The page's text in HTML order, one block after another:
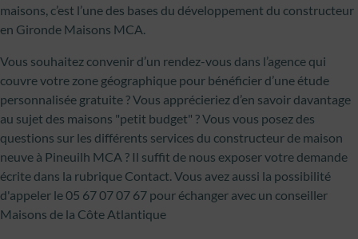
maisons, c’est l’une des bases du développement du constructeur
en Gironde Maisons MCA.
Vous souhaitez convenir d’un rendez-vous dans l’agence qui
couvre votre zone géographique pour bénéficier d’une étude
personnalisée gratuite ? Vous apprécieriez d’en savoir davantage
au sujet des maisons "petit budget" ? Vous vous posez des
questions sur les différents services du constructeur de maison
neuve à Pineuilh MCA ? Il suffit de nous exposer votre demande
écrite dans la rubrique Contact. Vous avez aussi la possibilité
d'appeler le 05 67 07 07 67 pour échanger avec un conseiller
Maisons de la Côte Atlantique